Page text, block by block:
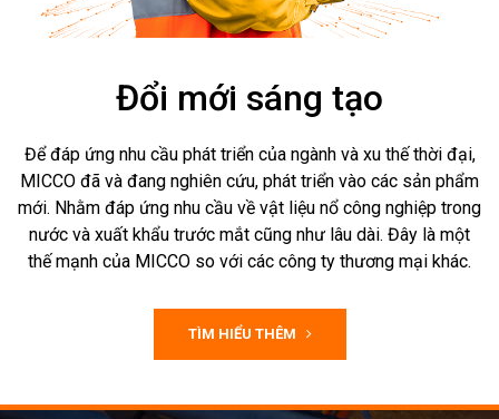
Đổi mới sáng tạo
Để đáp ứng nhu cầu phát triển của ngành và xu thế thời đại,
MICCO đã và đang nghiên cứu, phát triển vào các sản phẩm
mới. Nhằm đáp ứng nhu cầu về vật liệu nổ công nghiệp trong
nước và xuất khẩu trước mắt cũng như lâu dài. Đây là một
thế mạnh của MICCO so với các công ty thương mại khác.
TÌM HIỂU THÊM